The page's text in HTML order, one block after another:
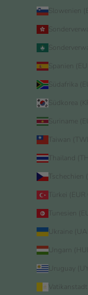
Slowenien
Spanien
Südafrika
Südkorea
Suriname
Taiwan
Thailand
Tschechien
Türkei (EUR
Tunesien
Ukraine
Ungarn
Uruguay
Vatikanstadt